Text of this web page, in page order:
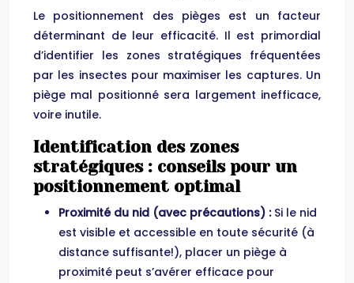
Le positionnement des pièges est un facteur
déterminant de leur efficacité. Il est primordial
d’identifier les zones stratégiques fréquentées
par les insectes pour maximiser les captures. Un
piège mal positionné sera largement inefficace,
voire inutile.
Identification des zones
stratégiques : conseils pour un
positionnement optimal
Proximité du nid (avec précautions) : Si le nid
est visible et accessible en toute sécurité (à
distance suffisante!), placer un piège à
proximité peut s’avérer efficace pour